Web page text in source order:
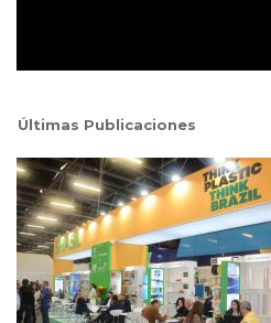
Últimas Publicaciones